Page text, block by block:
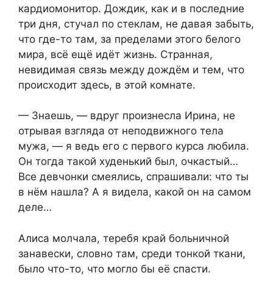
кардиомонитор. Дождик, как и в последние
три дня, стучал по стеклам, не давая забыть,
что где-то там, за пределами этого белого
мира, всё ещё идёт жизнь. Странная,
невидимая связь между дождём и тем, что
происходит здесь, в этой комнате.
— Знаешь, — вдруг произнесла Ирина, не
отрывая взгляда от неподвижного тела
мужа, — я ведь его с первого курса любила.
Он тогда такой худенький был, очкастый…
Все девчонки смеялись, спрашивали: что ты
в нём нашла? А я видела, какой он на самом
деле…
Алиса молчала, теребя край больничной
занавески, словно там, среди тонкой ткани,
было что-то, что могло бы её спасти.